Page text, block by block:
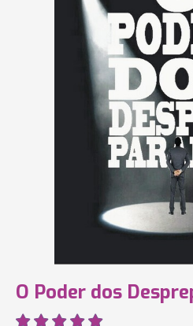
O Poder dos